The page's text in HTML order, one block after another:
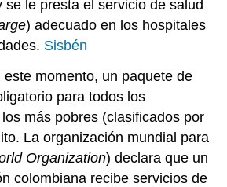
se le presta el servicio de salud
) adecuado en los hospitales
Sisbén
momento, un paquete de
para todos los
más pobres (clasificados por
La organización mundial para
Organization) declara que un
colombiana recibe servicios de